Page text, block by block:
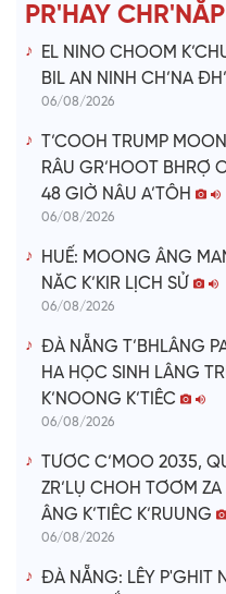
PR'HAY
EL NINO CHOOM
BIL AN NINH CH’NA
06/08/2026
T’COOH TRUMP
RÂU GR’HOOT BHRỢ
48 GIỜ NÂU A’TÔH
06/08/2026
HUẾ: MOONG ÂNG
NĂC K’KIR LỊCH SỬ
06/08/2026
ĐÀ NẴNG T’BHLÂNG
HA HỌC SINH LÂNG
K’NOONG K’TIÊC
06/08/2026
TƯƠC C’MOO 2035,
ZR’LỤ CHOH TƠƠM
ÂNG K’TIÊC K’RUUNG
06/08/2026
ĐÀ NẴNG: LÊY P'GHIT